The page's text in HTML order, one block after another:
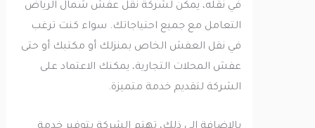
في نقله، يمكن لشركة نقل عفش شمال الرياض
التعامل مع جميع احتياجاتك. سواء كنت ترغب
في نقل العفش الخاص بمنزلك أو مكتبك أو حتى
عفش المحلات التجارية، يمكنك الاعتماد على
الشركة لتقديم خدمة متميزة.